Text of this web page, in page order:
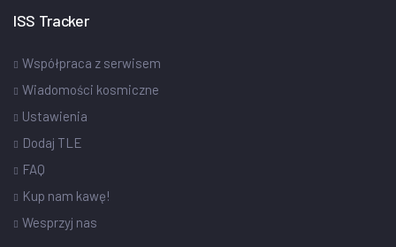
ISS Tracker
Współpraca z serwisem
Wiadomości kosmiczne
Ustawienia
Dodaj TLE
FAQ
Kup nam kawę!
Wesprzyj nas